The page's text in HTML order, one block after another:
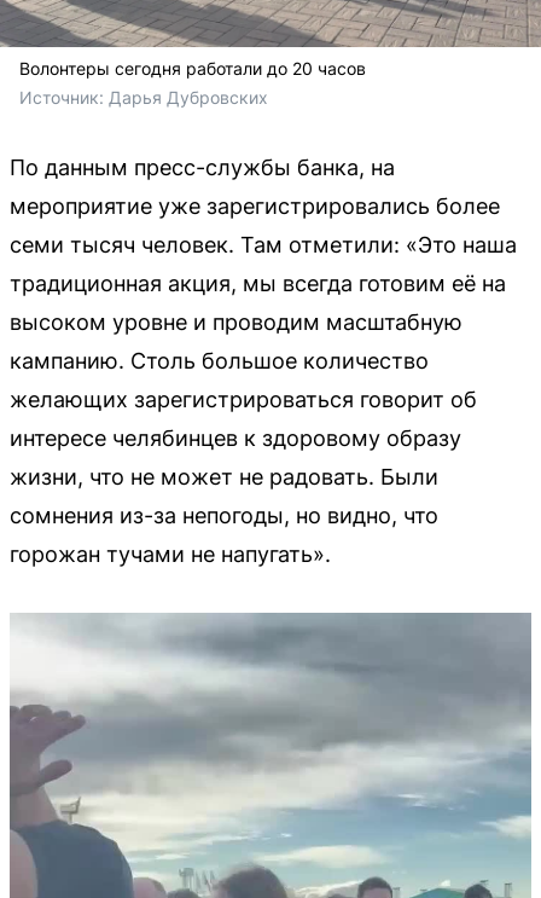
Волонтеры сегодня работали до 20 часов
Источник: Дарья Дубровских
По данным пресс-службы банка, на
мероприятие уже зарегистрировались более
семи тысяч человек. Там отметили: «Это наша
традиционная акция, мы всегда готовим её на
высоком уровне и проводим масштабную
кампанию. Столь большое количество
желающих зарегистрироваться говорит об
интересе челябинцев к здоровому образу
жизни, что не может не радовать. Были
сомнения из-за непогоды, но видно, что
горожан тучами не напугать».